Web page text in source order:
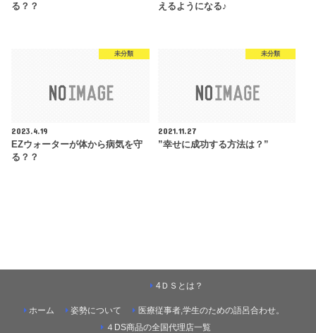
る？？
えるようになる♪
未分類
2023.4.19
EZウォーターが体から病気を守
る？？
未分類
2021.11.27
”幸せに成功する方法は？”
ホーム
4ＤＳとは？
姿勢について
医療従事者,学生のための語呂合わせ。
４DS商品の全国代理店一覧